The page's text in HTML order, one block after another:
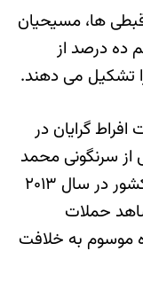
ها، مسیحیان
ده درصد از
گرایان در
سرنگونی محمد
مرسی، رئیس جمهور اسلامگرای این کشور در سال ۲۰۱۳
حملات
موسوم به خلافت